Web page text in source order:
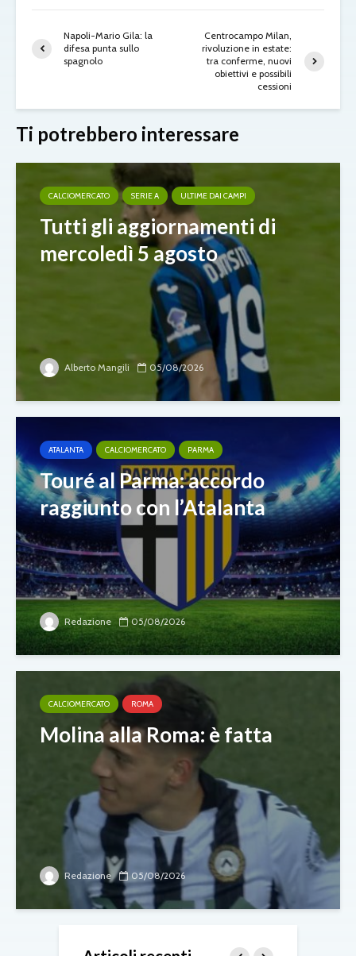
Napoli-Mario Gila: la
difesa punta sullo
spagnolo
Centrocampo Milan,
rivoluzione in estate:
tra conferme, nuovi
obiettivi e possibili
cessioni
Ti potrebbero interessare
CALCIOMERCATO SERIE A ULTIME DAI CAMPI
Tutti gli aggiornamenti di
mercoledì 5 agosto
Alberto Mangili 05/08/2026
ATALANTA CALCIOMERCATO PARMA
Touré al Parma: accordo
raggiunto con l’Atalanta
Redazione 05/08/2026
CALCIOMERCATO ROMA
Molina alla Roma: è fatta
Redazione 05/08/2026